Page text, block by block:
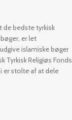
de bedste tyrkisk
er let
islamiske bøger
Tyrkisk Religiøs Fonds
er stolte af at dele